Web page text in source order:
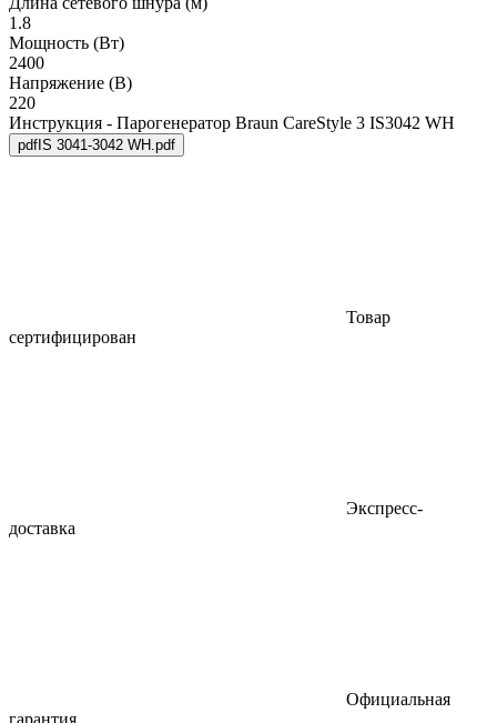
1.8
Мощность (Вт)
2400
Напряжение (В)
220
Инструкция - Парогенератор Braun CareStyle 3 IS3042 WH
pdfIS 3041-3042 WH.pdf
Товар
сертифицирован
Экспресс-
доставка
Официальная
гарантия